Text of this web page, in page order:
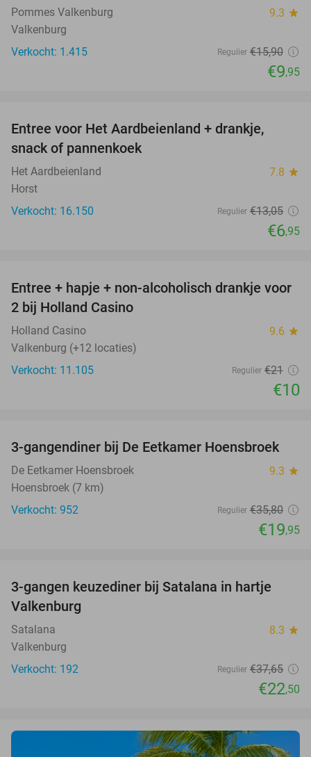
Pommes Valkenburg 9.3 star
Valkenburg
Verkocht: 1.415
Regulier €15,90
€9,95
Entree voor Het Aardbeienland + drankje,
snack of pannenkoek
Het Aardbeienland 7.8 star
Horst
Verkocht: 16.150
Regulier €13,05
€6,95
52%
Entree + hapje + non-alcoholisch drankje voor
2 bij Holland Casino
Holland Casino 9.6 star
Valkenburg (+12 locaties)
Verkocht: 11.105
Regulier €21
€10
44%
3-gangendiner bij De Eetkamer Hoensbroek
De Eetkamer Hoensbroek 9.3 star
Hoensbroek (7 km)
Verkocht: 952
Regulier €35,80
€19,95
40%
3-gangen keuzediner bij Satalana in hartje
Valkenburg
Satalana 8.3 star
Valkenburg
Verkocht: 192
Regulier €37,65
€22,50